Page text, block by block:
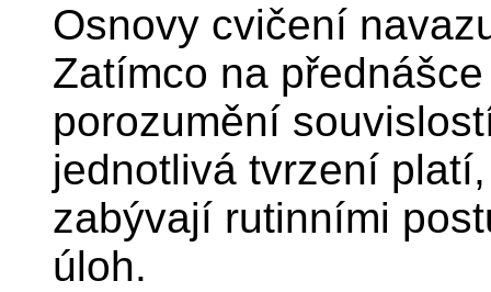
Osnovy cvičení
Zatímco na
porozumění
jednotlivá tvrzení
zabývají rutinními
úloh.